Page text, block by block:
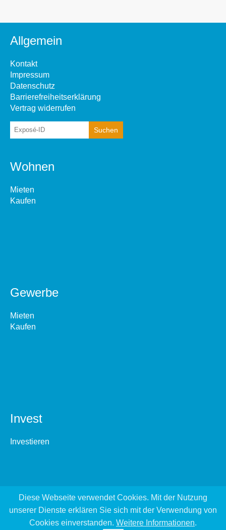
Allgemein
Kontakt
Impressum
Datenschutz
Barrierefreiheitserklärung
Vertrag widerrufen
Wohnen
Mieten
Kaufen
Gewerbe
Mieten
Kaufen
Invest
Investieren
Diese Webseite verwendet Cookies. Mit der Nutzung
unserer Dienste erklären Sie sich mit der Verwendung von
Cookies einverstanden. Weitere Informationen.